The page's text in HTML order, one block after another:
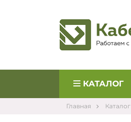
КАТАЛОГ
Главная Каталог